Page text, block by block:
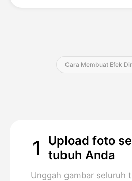
Cara Membuat Efek
1
Upload foto
tubuh Anda
Unggah gambar seluruh